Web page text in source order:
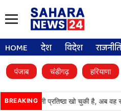
HOME देश विदेश राजनीति
पंजाब चंडीगढ़ हरियाणा
BREAKINGदल) अपनी प्रतिष्ठा खो चुकी है, अब